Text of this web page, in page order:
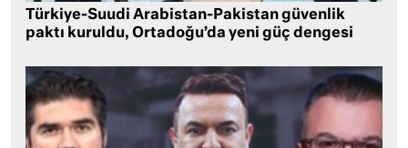
Türkiye-Suudi Arabistan-Pakistan güvenlik
paktı kuruldu, Ortadoğu’da yeni güç dengesi